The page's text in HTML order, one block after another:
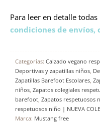
Para leer en detalle
condiciones de envíos,
Categorías: Calzado vegano
Deportivas y zapatillas niños,
Zapatillas Barefoot Escolares,
niños, Zapatos colegiales
barefoot, Zapatos respetuosos
respetuosos niño | NUEVA
Marca: Mustang free